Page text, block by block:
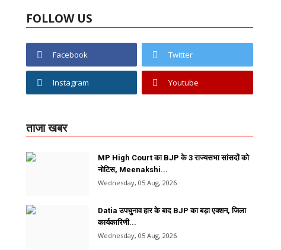
FOLLOW US
Facebook Twitter
Instagram Youtube
ताजा खबर
MP High Court का BJP के 3 राज्यसभा सांसदों को
नोटिस, Meenakshi...
Wednesday, 05 Aug, 2026
Datia उपचुनाव हार के बाद BJP का बड़ा एक्शन, जिला
कार्यकारिणी...
Wednesday, 05 Aug, 2026